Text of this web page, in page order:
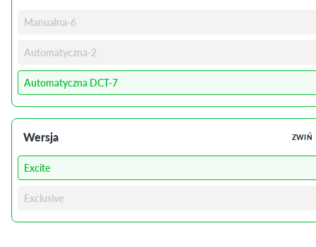
Manualna-6
Automatyczna-2
Automatyczna DCT-7
Wersja ZWIŃ
Excite
Exclusive